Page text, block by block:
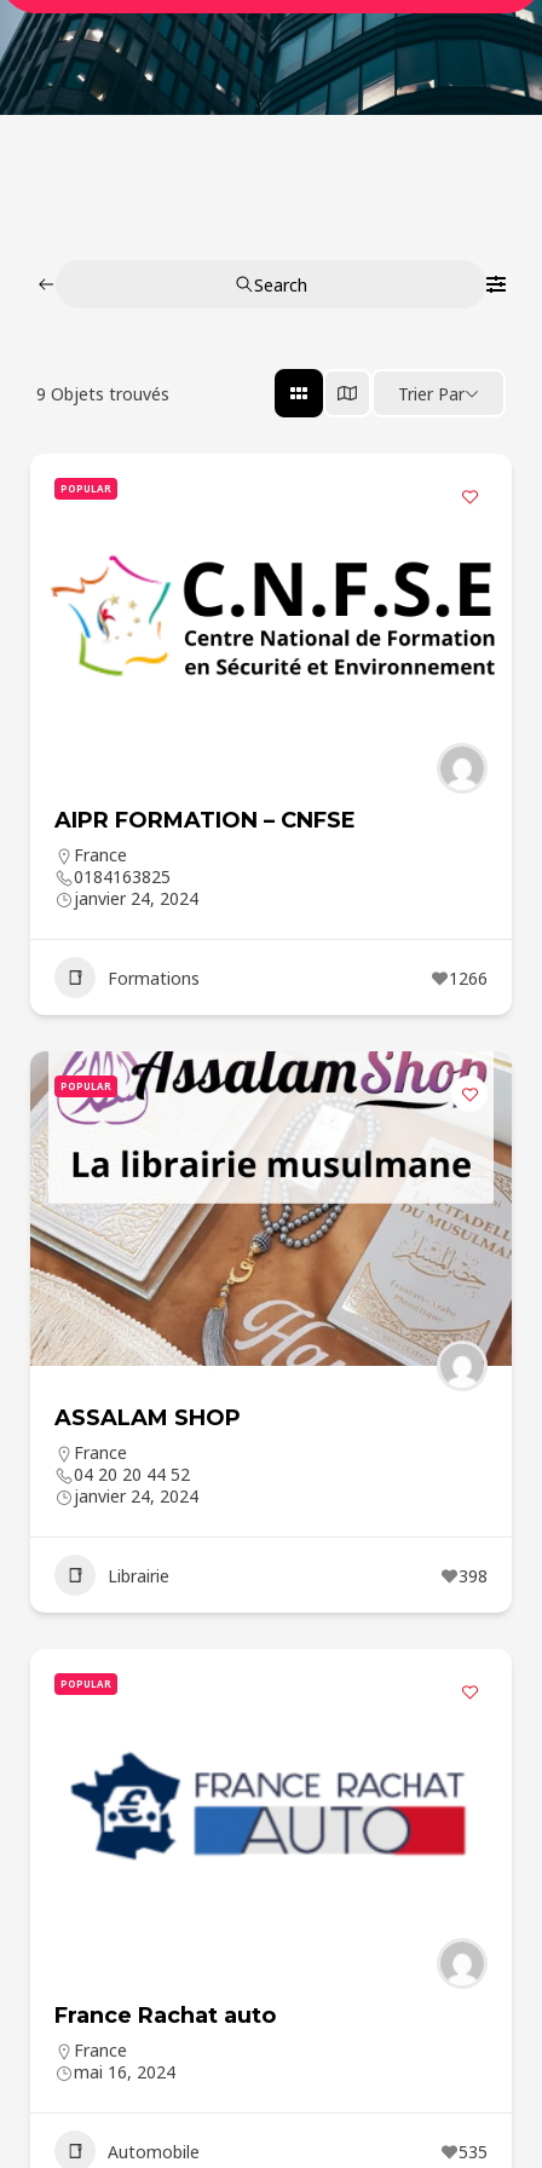
Search
9 Objets trouvés Trier Par
POPULAR
AIPR FORMATION – CNFSE
France
0184163825
janvier 24, 2024
Formations 1266
POPULAR
ASSALAM SHOP
France
04 20 20 44 52
janvier 24, 2024
Librairie 398
POPULAR
France Rachat auto
France
mai 16, 2024
Automobile 535